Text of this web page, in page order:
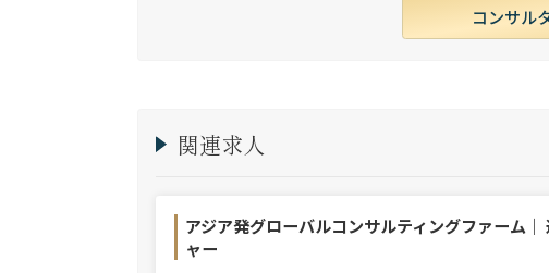
コンサル
関連求人
アジア発グローバルコンサルティングファーム
ャー